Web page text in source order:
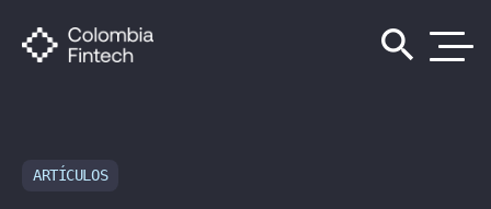
search
ARTÍCULOS